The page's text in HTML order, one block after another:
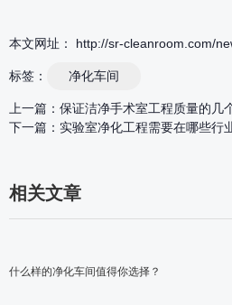
本文网址： http://sr-cleanroom.com/
标签： 净化车间
上一篇： 保证洁净手术室工程质量的几
下一篇： 实验室净化工程需要在哪些行
相关文章
什么样的净化车间值得你选择？